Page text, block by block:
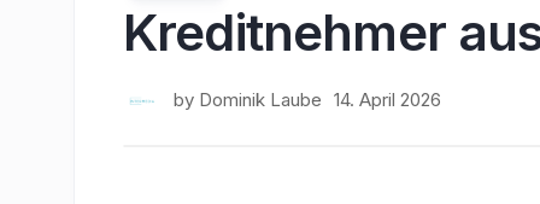
Kreditnehmer
by Dominik Laube 14. April 2026